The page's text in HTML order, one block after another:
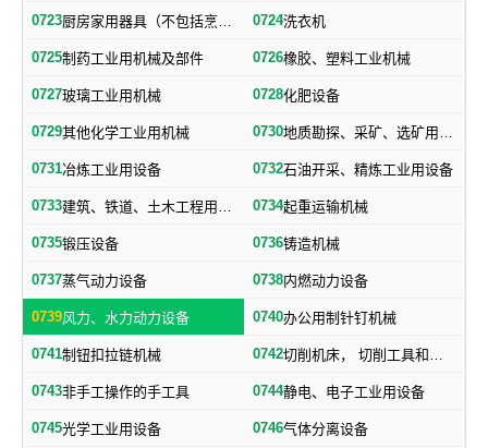
0723 厨房家用器具（不包括烹调、电气加热设备及厨房手工具） 0724洗衣机
0725制药工业用机械及部件 0726橡胶、塑料工业机械
0727玻璃工业用机械 0728化肥设备
0729其他化学工业用机械 0730 地质勘探、采矿、选矿用机械
0731冶炼工业用设备 0732石油开采、精炼工业用设备
0733 建筑、铁道、土木工程用机械 0734起重运输机械
0735锻压设备 0736铸造机械
0737蒸气动力设备 0738内燃动力设备
0739风力、水力动力设备 0740办公用制针钉机械
0741制钮扣拉链机械 0742 切削机床， 切削工具和其他金属加工机械
0743非手工操作的手工具 0744静电、电子工业用设备
0745光学工业用设备 0746气体分离设备